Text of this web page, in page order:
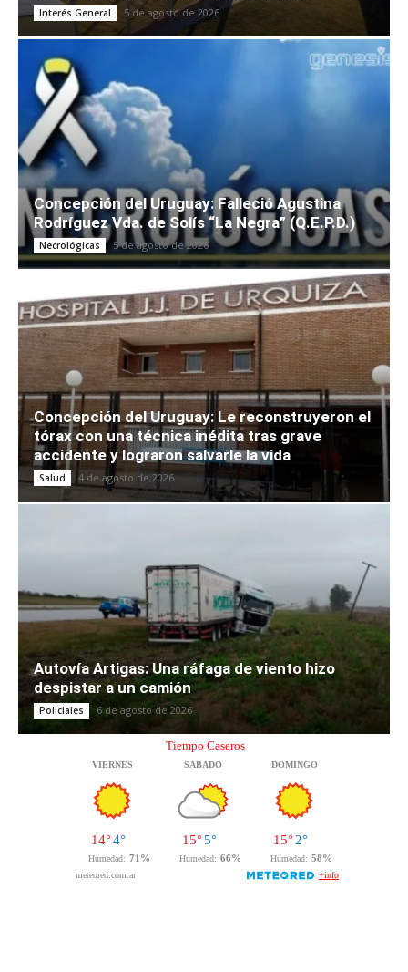
Interés General 5 de agosto de 2026
Concepción del Uruguay: Falleció Agustina
Rodríguez Vda. de Solís “La Negra” (Q.E.P.D.)
Necrológicas 5 de agosto de 2026
Concepción del Uruguay: Le reconstruyeron el
tórax con una técnica inédita tras grave
accidente y lograron salvarle la vida
Salud 4 de agosto de 2026
Autovía Artigas: Una ráfaga de viento hizo
despistar a un camión
Policiales 6 de agosto de 2026